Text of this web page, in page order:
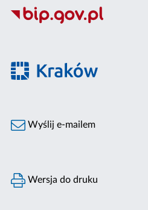
Wyślij e-mailem
Wersja do druku